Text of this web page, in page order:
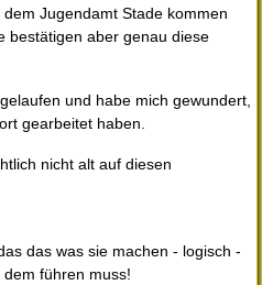
Jugendamt Stade kommen
bestätigen aber genau diese
und habe mich gewundert,
gearbeitet haben.
nicht alt auf diesen
das was sie machen - logisch -
führen muss!